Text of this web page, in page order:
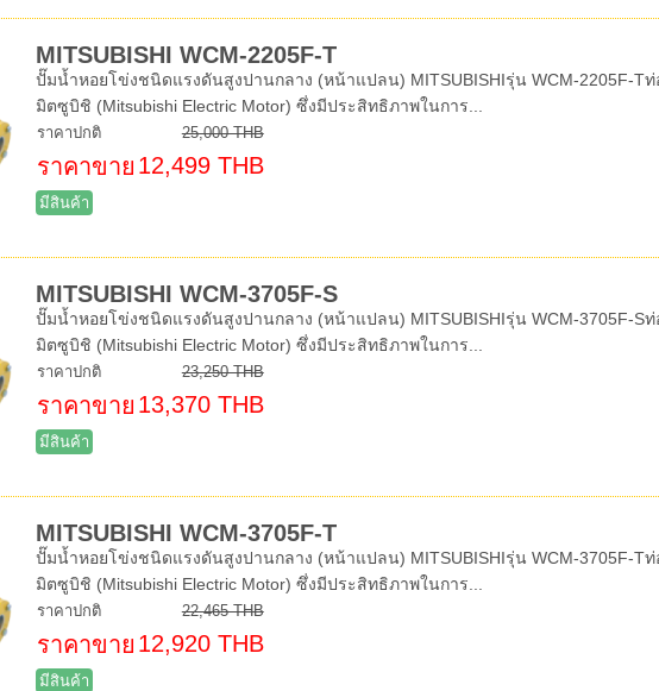
MITSUBISHI WCM-2205F-T
ปั๊มน้ำหอยโข่งชนิดแรงดันสูงปานกลาง (หน้าแปลน) MITSUBISHIรุ่น WCM-2205F-T
มิตซูบิชิ (Mitsubishi Electric Motor) ซึ่งมีประสิทธิภาพในการ...
ราคาปกติ 25,000 THB
ราคาขาย 12,499 THB
มีสินค้า
MITSUBISHI WCM-3705F-S
ปั๊มน้ำหอยโข่งชนิดแรงดันสูงปานกลาง (หน้าแปลน) MITSUBISHIรุ่น WCM-3705F-S
มิตซูบิชิ (Mitsubishi Electric Motor) ซึ่งมีประสิทธิภาพในการ...
ราคาปกติ 23,250 THB
ราคาขาย 13,370 THB
มีสินค้า
MITSUBISHI WCM-3705F-T
ปั๊มน้ำหอยโข่งชนิดแรงดันสูงปานกลาง (หน้าแปลน) MITSUBISHIรุ่น WCM-3705F-T
มิตซูบิชิ (Mitsubishi Electric Motor) ซึ่งมีประสิทธิภาพในการ...
ราคาปกติ 22,465 THB
ราคาขาย 12,920 THB
มีสินค้า